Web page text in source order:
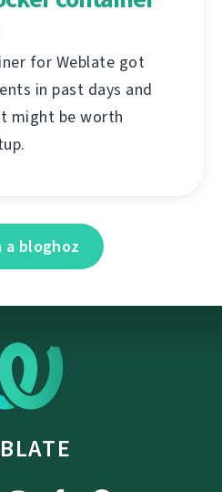
for Weblate got
in past days and
might be worth
a bloghoz